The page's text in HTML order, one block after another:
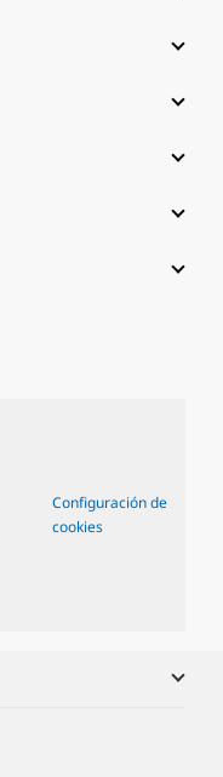
Configuración de
cookies